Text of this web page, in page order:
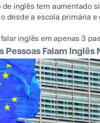
de inglês tem aumentado
desde a escola primária
inglês em apenas 3
Pessoas Falam Inglês